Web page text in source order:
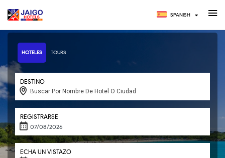
SPANISH
HOTELES TOURS
DESTINO
Buscar Por Nombre De Hotel O Ciudad
REGISTRARSE
ECHA UN VISTAZO